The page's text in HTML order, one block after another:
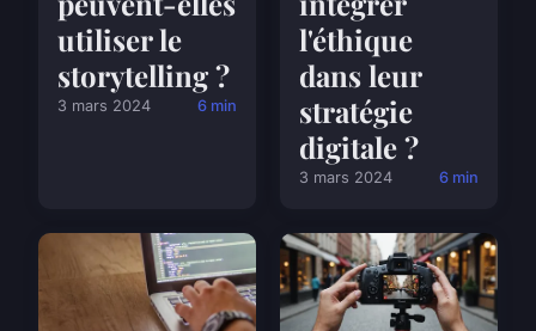
utiliser le
storytelling ?
3 mars 2024 6 min
l'éthique
dans leur
stratégie
digitale ?
3 mars 2024 6 min